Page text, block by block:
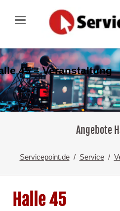
45 – Veranstaltung
Angebote
Servicepoint.de Service
Halle 45